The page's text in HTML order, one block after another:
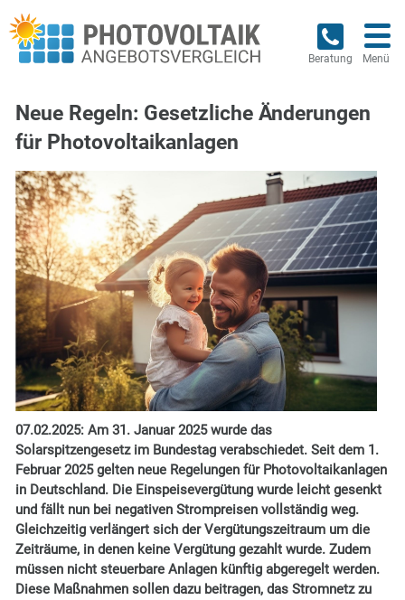
Beratung Menü
Neue Regeln: Gesetzliche Änderungen
für Photovoltaikanlagen
07.02.2025: Am 31. Januar 2025 wurde das
Solarspitzengesetz im Bundestag verabschiedet. Seit dem 1.
Februar 2025 gelten neue Regelungen für Photovoltaikanlagen
in Deutschland. Die Einspeisevergütung wurde leicht gesenkt
und fällt nun bei negativen Strompreisen vollständig weg.
Gleichzeitig verlängert sich der Vergütungszeitraum um die
Zeiträume, in denen keine Vergütung gezahlt wurde. Zudem
müssen nicht steuerbare Anlagen künftig abgeregelt werden.
Diese Maßnahmen sollen dazu beitragen, das Stromnetz zu